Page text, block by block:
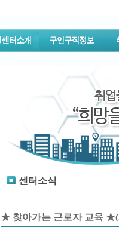
센터소식
★ 찾아가는 근로자 교육